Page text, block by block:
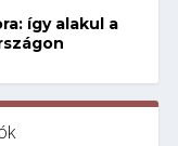
így alakul a